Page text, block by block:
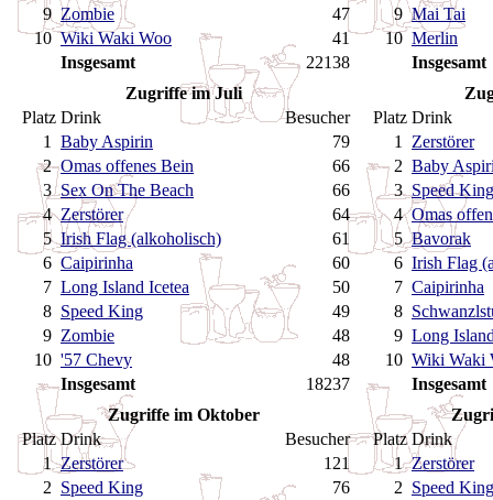
9 Zombie
47
10 Wiki Waki Woo
41
Insgesamt
22138
9 Mai Tai
10 Merlin
Insgesamt
Zugriffe im Juli
Platz Drink
Besucher
1
Baby Aspirin
79
2 Omas offenes Bein
66
3 Sex On The Beach
66
4 Zerstörer
64
5 Irish Flag (alkoholisch)
61
6 Caipirinha
60
7 Long Island Icetea
50
8 Speed King
49
9 Zombie
48
10 '57 Chevy
48
Insgesamt
18237
Platz Drink
1
Zerstörer
2 Baby
3 Speed King
4 Omas
5 Bavorak
6 Irish Flag
7 Caipirinha
8
9 Long
10 Wiki Waki
Insgesamt
Zugriffe im Oktober
Platz Drink
Besucher
1 Zerstörer
121
2 Speed King
76
Platz Drink
1 Zerstörer
2 Speed King